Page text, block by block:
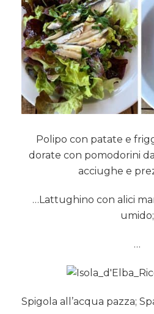
Polipo con patate e
dorate con pomodorini
acciughe e
…Lattughino con alici
umido;
…
Spigola all’acqua pazza;